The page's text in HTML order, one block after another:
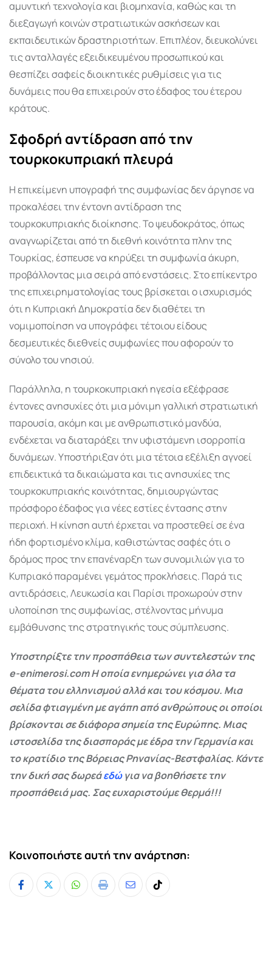
αμυντική τεχνολογία και βιομηχανία, καθώς και τη
διεξαγωγή κοινών στρατιωτικών ασκήσεων και
εκπαιδευτικών δραστηριοτήτων. Επιπλέον, διευκολύνει
τις ανταλλαγές εξειδικευμένου προσωπικού και
θεσπίζει σαφείς διοικητικές ρυθμίσεις για τις
δυνάμεις που θα επιχειρούν στο έδαφος του έτερου
κράτους.
Σφοδρή αντίδραση από την
τουρκοκυπριακή πλευρά
Η επικείμενη υπογραφή της συμφωνίας δεν άργησε να
προκαλέσει την έντονη αντίδραση της
τουρκοκυπριακής διοίκησης. Το ψευδοκράτος, όπως
αναγνωρίζεται από τη διεθνή κοινότητα πλην της
Τουρκίας, έσπευσε να κηρύξει τη συμφωνία άκυρη,
προβάλλοντας μια σειρά από ενστάσεις. Στο επίκεντρο
της επιχειρηματολογίας τους βρίσκεται ο ισχυρισμός
ότι η Κυπριακή Δημοκρατία δεν διαθέτει τη
νομιμοποίηση να υπογράφει τέτοιου είδους
δεσμευτικές διεθνείς συμφωνίες που αφορούν το
σύνολο του νησιού.
Παράλληλα, η τουρκοκυπριακή ηγεσία εξέφρασε
έντονες ανησυχίες ότι μια μόνιμη γαλλική στρατιωτική
παρουσία, ακόμη και με ανθρωπιστικό μανδύα,
ενδέχεται να διαταράξει την υφιστάμενη ισορροπία
δυνάμεων. Υποστήριξαν ότι μια τέτοια εξέλιξη αγνοεί
επιδεικτικά τα δικαιώματα και τις ανησυχίες της
τουρκοκυπριακής κοινότητας, δημιουργώντας
πρόσφορο έδαφος για νέες εστίες έντασης στην
περιοχή. Η κίνηση αυτή έρχεται να προστεθεί σε ένα
ήδη φορτισμένο κλίμα, καθιστώντας σαφές ότι ο
δρόμος προς την επανέναρξη των συνομιλιών για το
Κυπριακό παραμένει γεμάτος προκλήσεις. Παρά τις
αντιδράσεις, Λευκωσία και Παρίσι προχωρούν στην
υλοποίηση της συμφωνίας, στέλνοντας μήνυμα
εμβάθυνσης της στρατηγικής τους σύμπλευσης.
Υποστηρίξτε την προσπάθεια των συντελεστών της
e-enimerosi.com Η οποία ενημερώνει για όλα τα
θέματα του ελληνισμού αλλά και του κόσμου. Μια
σελίδα φτιαγμένη με αγάπη από ανθρώπους οι οποίοι
βρίσκονται σε διάφορα σημεία της Ευρώπης. Μιας
ιστοσελίδα της διασποράς με έδρα την Γερμανία και
το κρατίδιο της Βόρειας Ρηνανίας-Βεστφαλίας. Κάντε
την δική σας δωρεάεδώγια να βοηθήσετε την
προσπάθειά μας. Σας ευχαριστούμε θερμά!!!
Κοινοποιήστε αυτή την ανάρτηση:
Whatsapp
Print
ShareTiktok